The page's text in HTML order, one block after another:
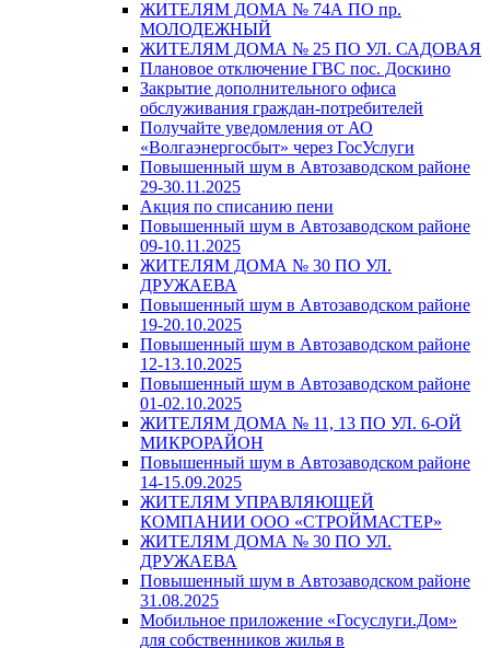
ЖИТЕЛЯМ ДОМА № 74А ПО пр.
МОЛОДЕЖНЫЙ
ЖИТЕЛЯМ ДОМА № 25 ПО УЛ. САДОВАЯ
Плановое отключение ГВС пос. Доскино
Закрытие дополнительного офиса
обслуживания граждан-потребителей
Получайте уведомления от АО
«Волгаэнергосбыт» через ГосУслуги
Повышенный шум в Автозаводском районе
29-30.11.2025
Акция по списанию пени
Повышенный шум в Автозаводском районе
09-10.11.2025
ЖИТЕЛЯМ ДОМА № 30 ПО УЛ.
ДРУЖАЕВА
Повышенный шум в Автозаводском районе
19-20.10.2025
Повышенный шум в Автозаводском районе
12-13.10.2025
Повышенный шум в Автозаводском районе
01-02.10.2025
ЖИТЕЛЯМ ДОМА № 11, 13 ПО УЛ. 6-ОЙ
МИКРОРАЙОН
Повышенный шум в Автозаводском районе
14-15.09.2025
ЖИТЕЛЯМ УПРАВЛЯЮЩЕЙ
КОМПАНИИ ООО «СТРОЙМАСТЕР»
ЖИТЕЛЯМ ДОМА № 30 ПО УЛ.
ДРУЖАЕВА
Повышенный шум в Автозаводском районе
31.08.2025
Мобильное приложение «Госуслуги.Дом»
для собственников жилья в